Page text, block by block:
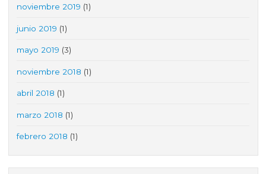
noviembre 2019 (1)
junio 2019 (1)
mayo 2019 (3)
noviembre 2018 (1)
abril 2018 (1)
marzo 2018 (1)
febrero 2018 (1)